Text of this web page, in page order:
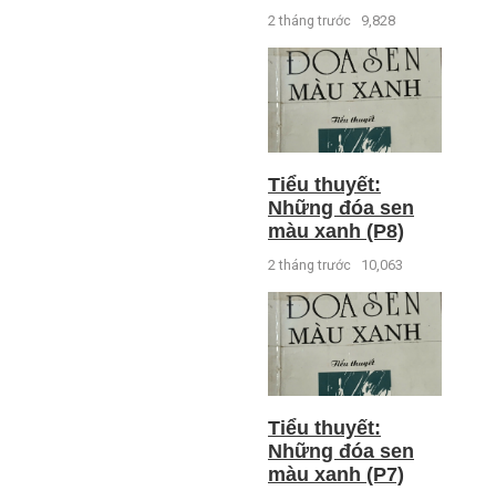
2 tháng trước 9,828
Tiểu thuyết:
Những đóa sen
màu xanh (P8)
2 tháng trước 10,063
Tiểu thuyết:
Những đóa sen
màu xanh (P7)